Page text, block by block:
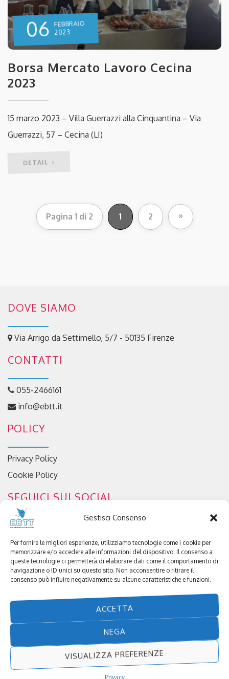
Gestisci Consenso
Per fornire le migliori esperienze, utilizziamo tecnologie come i cookie per
memorizzare e/o accedere alle informazioni del dispositivo. Il consenso a
queste tecnologie ci permetterà di elaborare dati come il comportamento di
navigazione o ID unici su questo sito. Non acconsentire o ritirare il
consenso può influire negativamente su alcune caratteristiche e funzioni.
ACCETTA
NEGA
VISUALIZZA PREFERENZE
Privacy
06 FEBBRAIO
2023
Borsa Mercato Lavoro Cecina
2023
15 marzo 2023 – Villa Guerrazzi alla Cinquantina – Via
Guerrazzi, 57 – Cecina (LI)
DETAIL
Pagina 1 di 2 1 2 »
DOVE SIAMO
Via Arrigo da Settimello, 5/7 - 50135 Firenze
CONTATTI
055-2466161
info@ebtt.it
POLICY
Privacy Policy
Cookie Policy
SEGUICI SUI SOCIAL
© 2023 Ente Bilaterale Turismo Toscano -
c.f. 94054030484 | Tutti i diritti sono riservati e coperti
da copyright | Powered by
Mediaera